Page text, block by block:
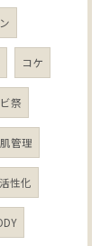
コケ
祭
管理
性化